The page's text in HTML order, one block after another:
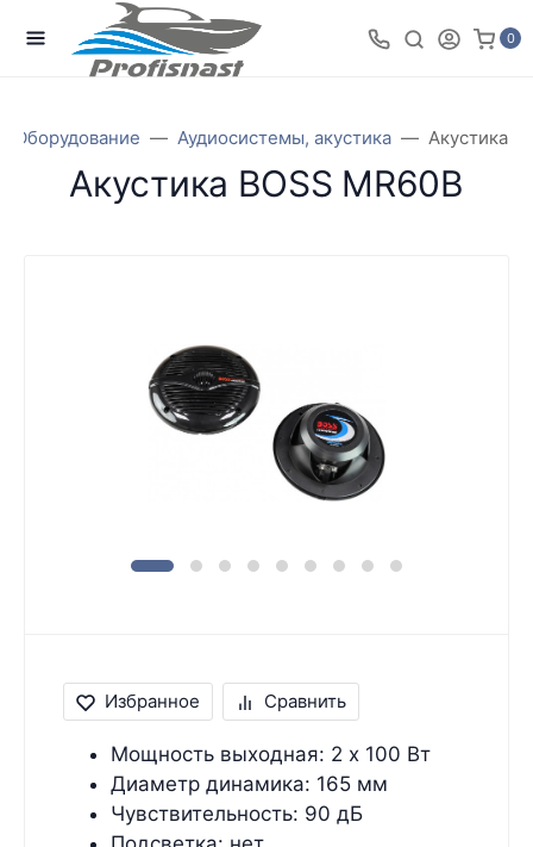
0
Оборудование Аудиосистемы, акустика Акустика
Акустика BOSS MR60B
Избранное Сравнить
Мощность выходная: 2 x 100 Вт
Диаметр динамика: 165 мм
Чувствительность: 90 дБ